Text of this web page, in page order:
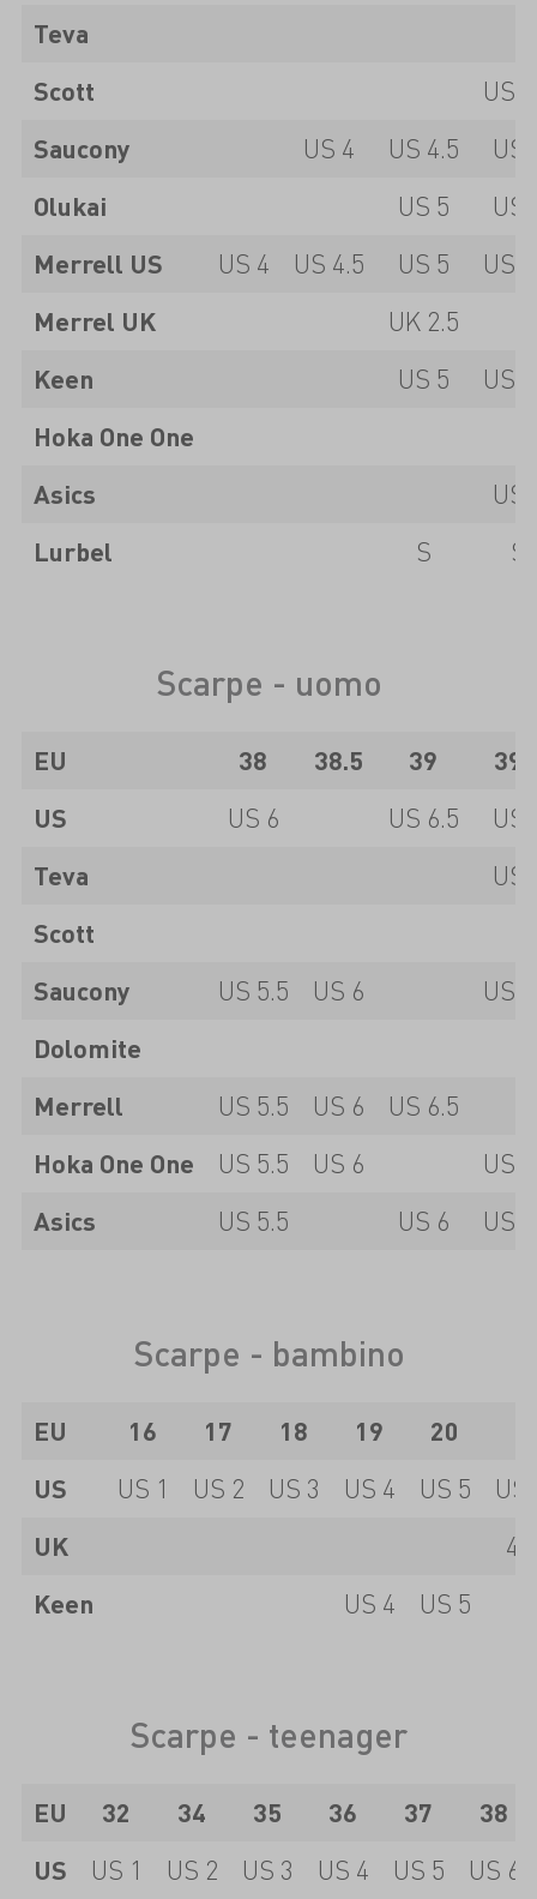
Teva
Scott
US
Saucony
US 4 US 4.5
US
Olukai
US 5
US
Merrell US
US 4 US 4.5 US 5
US
Merrel UK
UK 2.5
Keen
US 5
US
Hoka One One
Asics
US
Lurbel
S S
Scarpe - uomo
EU 38 38.5 39
US
US 6 US 6.5
US
Teva
US
Scott
Saucony
US 5.5 US 6
US
Dolomite
Merrell
US 5.5 US 6
US 6.5
Hoka One One
US 5.5 US 6
US
Asics
US 5.5 US 6 US
Scarpe - bambino
EU 16 17 18 19 20
US
US 1 US 2 US 3 US 4 US 5
US
UK
Keen
US 4 US 5
Scarpe - teenager
EU 32 34 35 36 37
38
US
US 1 US 2 US 3 US 4 US 5 US 6